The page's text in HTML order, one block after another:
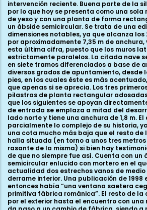
intervención reciente. Buena parte de la
por lo que hoy se presenta como una
de yeso y con una planta de forma
un ábside semicircular. Se trata de una
dimensiones notables, ya que alcanza los
por aproximadamente 7,35 m de
esta última cifra, puesto que los muros
estrictamente paralelos. La citada nave
en siete tramos diferenciados a base de
diversos grados de apuntamiento, desde
pies, en los cuales éste es más
que apenas si se aprecia. Los tres
pilastras de planta rectangular
que los siguientes se apoyan
de entrada se emplaza a mitad del
lado norte y tiene una anchura de 1,8 m.
parcialmente lo complejo de su historia,
una cota mucho más baja que el resto de
halla situada (en torno a unos tres
rasante de la misma) si bien hay
de que no siempre fue así. Cuenta con
semicircular enlucido con mortero en el
actualidad dos estrechos vanos de
derrame interior. Una publicación de 1998
entonces había “una ventana saetera
primitiva fábrica románica”. El resto de
por el exterior hasta el encuentro con